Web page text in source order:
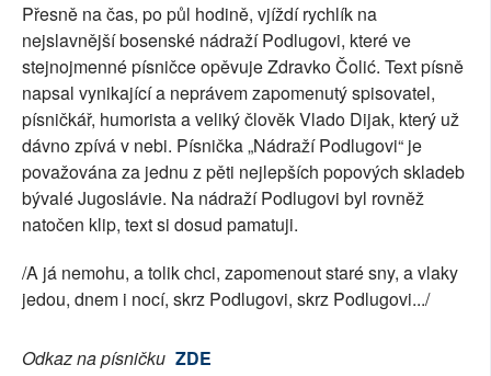
Přesně na čas, po půl hodině, vjíždí rychlík na
nejslavnější bosenské nádraží Podlugovi, které ve
stejnojmenné písničce opěvuje Zdravko Čolić. Text písně
napsal vynikající a neprávem zapomenutý spisovatel,
písničkář, humorista a veliký člověk Vlado Dijak, který už
dávno zpívá v nebi. Písnička „Nádraží Podlugovi“ je
považována za jednu z pěti nejlepších popových skladeb
bývalé Jugoslávie. Na nádraží Podlugovi byl rovněž
natočen klip, text si dosud pamatuji.
/A já nemohu, a tolik chci, zapomenout staré sny, a vlaky
jedou, dnem i nocí, skrz Podlugovi, skrz Podlugovi.../
Odkaz na písničku ZDE